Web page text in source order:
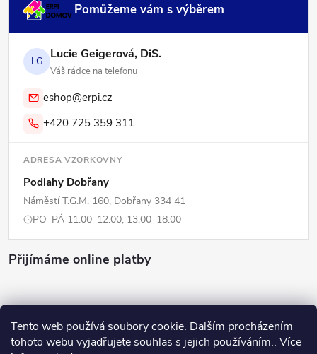
Tento web používá soubory cookie. Dalším procházením
tohoto webu vyjadřujete souhlas s jejich používáním.. Více
Pomůžeme vám s výběrem
LG Lucie Geigerová, DiS.
Váš rádce na telefonu
eshop@erpi.cz
+420 725 359 311
ADRESA VZORKOVNY
Podlahy Dobřany
Náměstí T.G.M. 160, Dobřany 334 41
PO–PÁ 11:00–12:00, 13:00–18:00
Přijímáme online platby
Copyright 2026ERPI - Domov. Všechna práva vyhrazena.Upravit